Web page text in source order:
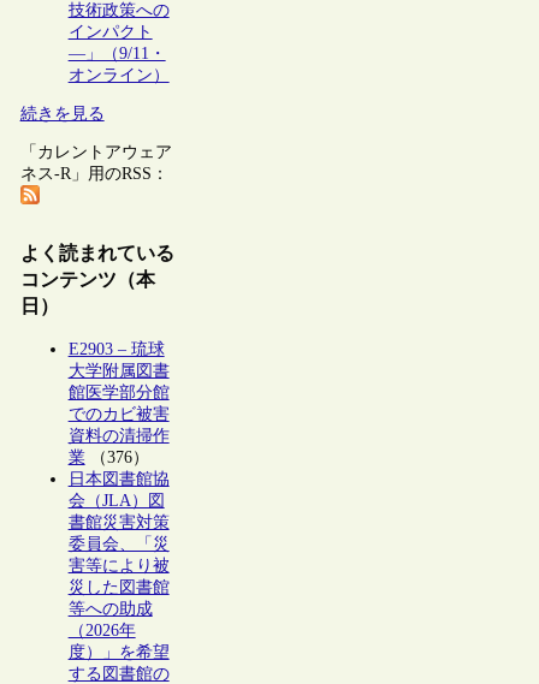
技術政策への
インパクト
―」（9/11・
オンライン）
続きを見る
「カレントアウェア
ネス-R」用のRSS：
よく読まれている
コンテンツ（本
日）
E2903 – 琉球
大学附属図書
館医学部分館
でのカビ被害
資料の清掃作
業（376）
日本図書館協
会（JLA）図
書館災害対策
委員会、「災
害等により被
災した図書館
等への助成
（2026年
度）」を希望
する図書館の